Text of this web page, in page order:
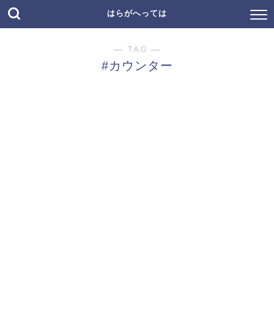
はらがへっては
― TAG ―
#カウンター